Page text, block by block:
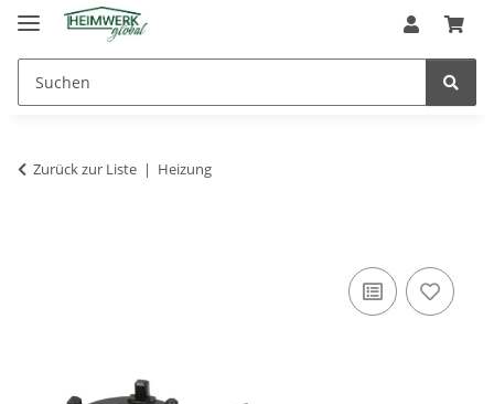
Zurück zur Liste Heizung